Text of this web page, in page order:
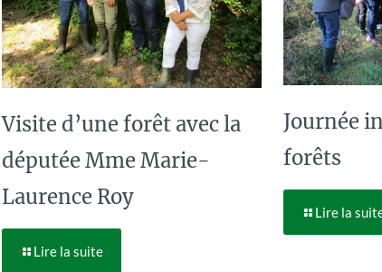
Visite d’une forêt avec la
députée Mme Marie-
Laurence Roy
Lire la suite
Journée
forêts
Lire la